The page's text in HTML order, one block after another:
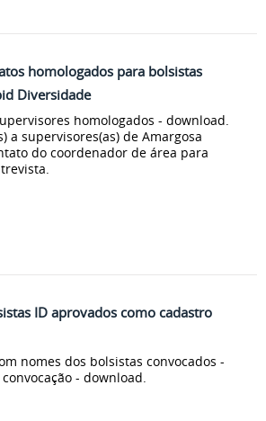
homologados para bolsistas
Diversidade
homologados - download.
a supervisores(as) de Amargosa
do coordenador de área para
ID aprovados como cadastro
nomes dos bolsistas convocados -
- download.